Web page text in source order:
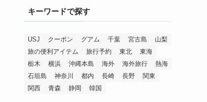
キーワードで探す
USJ クーポン グアム 千葉 宮古島
山梨
旅の便利アイテム
旅行予約 東北
東海
栃木
横浜 沖縄本島 海外 海外旅行
熱海
石垣島
神奈川 都内 長崎 長野
関東
関西
青森 静岡 韓国